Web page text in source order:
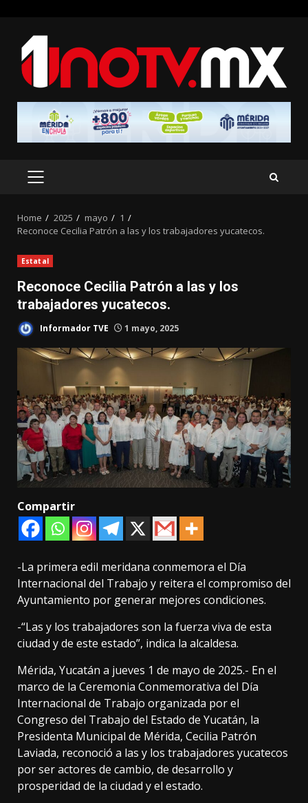
content
PRIMARY
Home 2025 mayo
1
Reconoce Cecilia Patrón a las y los trabajadores yucatecos.
Estatal
Reconoce Cecilia Patrón a las y los
trabajadores yucatecos.
Informador TVE 1 mayo, 2025
Compartir
-La primera edil meridana conmemora el Día
Internacional del Trabajo y reitera el compromiso del
Ayuntamiento por generar mejores condiciones.
-“Las y los trabajadores son la fuerza viva de esta
ciudad y de este estado”, indica la alcaldesa.
Mérida, Yucatán a jueves 1 de mayo de 2025.- En el
marco de la Ceremonia Conmemorativa del Día
Internacional de Trabajo organizada por el
Congreso del Trabajo del Estado de Yucatán, la
Presidenta Municipal de Mérida, Cecilia Patrón
Laviada, reconoció a las y los trabajadores yucatecos
por ser actores de cambio, de desarrollo y
prosperidad de la ciudad y el estado.